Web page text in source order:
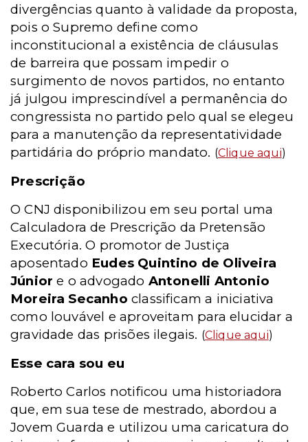
divergências quanto à validade da proposta,
pois o Supremo define como
inconstitucional a existência de cláusulas
de barreira que possam impedir o
surgimento de novos partidos, no entanto
já julgou imprescindível a permanência do
congressista no partido pelo qual se elegeu
para a manutenção da representatividade
partidária do próprio mandato. (Clique aqui)
Prescrição
O CNJ disponibilizou em seu portal uma
Calculadora de Prescrição da Pretensão
Executória. O promotor de Justiça
aposentado Eudes Quintino de Oliveira
Júniore o advogado Antonelli Antonio
Moreira Secanho classificam a iniciativa
como louvável e aproveitam para elucidar a
gravidade das prisões ilegais. (Clique aqui)
Esse cara sou eu
Roberto Carlos notificou uma historiadora
que, em sua tese de mestrado, abordou a
Jovem Guarda e utilizou uma caricatura do